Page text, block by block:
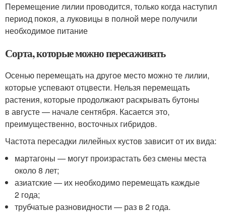
Перемещение лилии проводится, только когда наступил
период покоя, а луковицы в полной мере получили
необходимое питание
Сорта, которые можно пересаживать
Осенью перемещать на другое место можно те лилии,
которые успевают отцвести. Нельзя перемещать
растения, которые продолжают раскрывать бутоны
в августе — начале сентября. Касается это,
преимущественно, восточных гибридов.
Частота пересадки лилейных кустов зависит от их вида:
мартагоны — могут произрастать без смены места
около 8 лет;
азиатские — их необходимо перемещать каждые
2 года;
трубчатые разновидности — раз в 2 года.